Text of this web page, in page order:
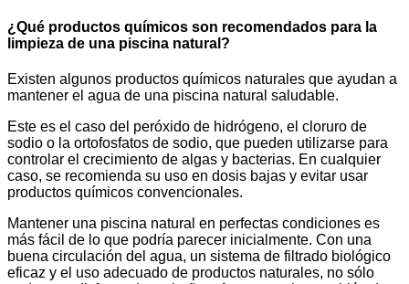
¿Qué productos químicos son recomendados para la
limpieza de una piscina natural?
Existen algunos productos químicos naturales que ayudan a
mantener el agua de una piscina natural saludable.
Este es el caso del peróxido de hidrógeno, el cloruro de
sodio o la ortofosfatos de sodio, que pueden utilizarse para
controlar el crecimiento de algas y bacterias. En cualquier
caso, se recomienda su uso en dosis bajas y evitar usar
productos químicos convencionales.
Mantener una piscina natural en perfectas condiciones es
más fácil de lo que podría parecer inicialmente. Con una
buena circulación del agua, un sistema de filtrado biológico
eficaz y el uso adecuado de productos naturales, no sólo